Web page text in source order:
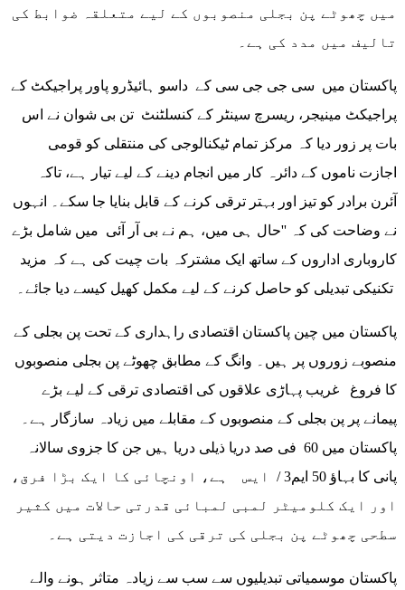
میں چھوٹے پن بجلی منصوبوں کے لیے متعلقہ ضوابط کی
تالیف میں مدد کی ہے۔
پاکستان میں سی جی جی سی کے داسو ہائیڈرو پاور پراجیکٹ کے
پراجیکٹ مینیجر، ریسرچ سینٹر کے کنسلٹنٹ تن بی شوان نے اس
بات پر زور دیا کہ مرکز تمام ٹیکنالوجی کی منتقلی کو قومی
اجازت ناموں کے دائرہ کار میں انجام دینے کے لیے تیار ہے، تاکہ
آئرن برادر کو تیز اور بہتر ترقی کرنے کے قابل بنایا جا سکے۔ انہوں
نے وضاحت کی کہ ''حال ہی میں، ہم نے بی آر آئی میں شامل بڑے
کاروباری اداروں کے ساتھ ایک مشترکہ بات چیت کی ہے کہ مزید
پاکستان میں چین پاکستان اقتصادی راہداری کے تحت پن بجلی کے
منصوبے زوروں پر ہیں۔ وانگ کے مطابق چھوٹے پن بجلی منصوبوں
کا فروغ غریب پہاڑی علاقوں کی اقتصادی ترقی کے لیے بڑے
پیمانے پر پن بجلی کے منصوبوں کے مقابلے میں زیادہ سازگار ہے۔
پاکستان میں 60 فی صد دریا ذیلی دریا ہیں جن کا جزوی سالانہ
پانی کا بہاؤ 50 ایم3 / ایس ہے، اونچائی کا ایک بڑا فرق،
اور ایک کلومیٹر لمبی لمبائی قدرتی حالات میں کثیر
سطحی چھوٹے پن بجلی کی ترقی کی اجازت دیتی ہے۔
پاکستان موسمیاتی تبدیلیوں سے سب سے زیادہ متاثر ہونے والے